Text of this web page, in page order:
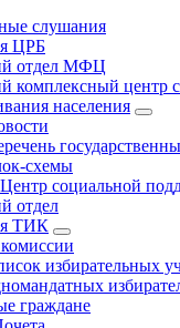
слушания
ЦРБ
отдел МФЦ
комплексный центр
населения
схемы
социальной
отдел
ТИК
избирательных
граждане